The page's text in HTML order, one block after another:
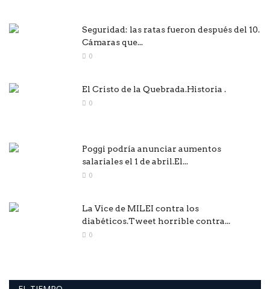
Seguridad: las ratas fueron después del 10.
Cámaras que...
0
El Cristo de la Quebrada.Historia .
0
Poggi podría anunciar aumentos
salariales el 1 de abril.El...
0
La Vice de MILEI contra los
diabéticos.Tweet horrible contra...
0